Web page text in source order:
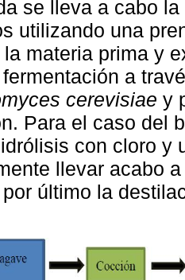
se lleva a cabo
utilizando una
materia prima y
a
cerevisiae y
Para el caso del
con cloro y
llevar acabo
último la